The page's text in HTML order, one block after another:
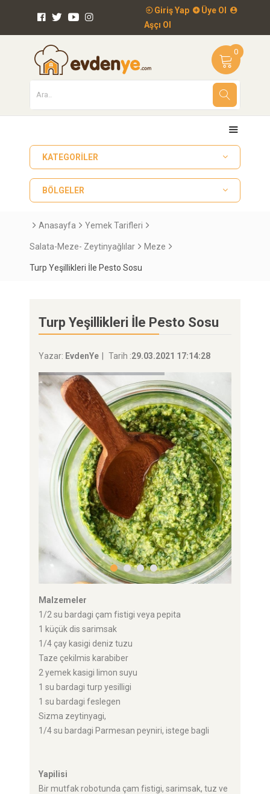
Giriş Yap
Üye Ol
Aşçı Ol
0
KATEGORILER
BÖLGELER
Anasayfa Yemek Tarifleri
Salata-Meze- Zeytinyağlılar Meze
Turp Yeşillikleri İle Pesto Sosu
Turp Yeşillikleri İle Pesto Sosu
Yazar: EvdenYe Tarih :29.03.2021 17:14:28
Malzemeler
1/2 su bardagi çam fistigi veya pepita
1 küçük dis sarimsak
1/4 çay kasigi deniz tuzu
Taze çekilmis karabiber
2 yemek kasigi limon suyu
1 su bardagi turp yesilligi
1 su bardagi feslegen
Sizma zeytinyagi,
1/4 su bardagi Parmesan peyniri, istege bagli
Yapilisi
Bir mutfak robotunda çam fistigi, sarimsak, tuz ve